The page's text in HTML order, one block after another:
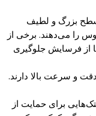
سطح بزرگ و لطیف
را می‌دهند. برخی از
از فرسایش جلوگیری
و سرعت بالا دارند.
برای حمایت از